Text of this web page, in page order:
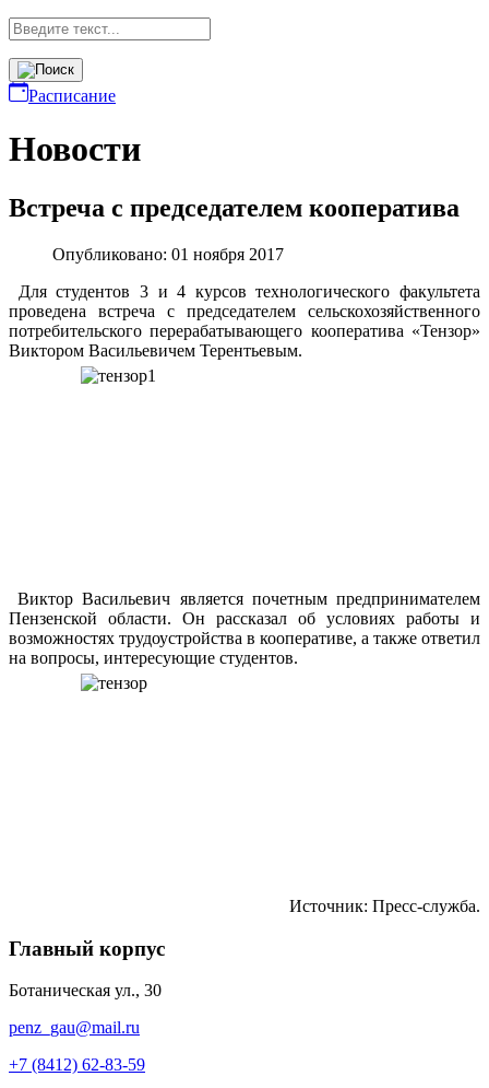
Расписание
Новости
Встреча с председателем кооператива
Опубликовано: 01 ноября 2017
Для студентов 3 и 4 курсов технологического факультета
проведена встреча с председателем сельскохозяйственного
потребительского перерабатывающего кооператива «Тензор»
Виктором Васильевичем Терентьевым.
Виктор Васильевич является почетным предпринимателем
Пензенской области. Он рассказал об условиях работы и
возможностях трудоустройства в кооперативе, а также ответил
на вопросы, интересующие студентов.
Источник: Пресс-служба.
Главный корпус
Ботаническая ул., 30
penz_gau@mail.ru
+7 (8412) 62-83-59